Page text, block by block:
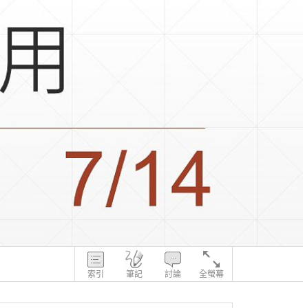
索引 筆記 討論 全螢幕